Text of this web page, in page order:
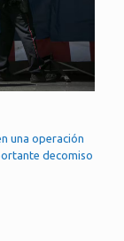
una operación
decomiso